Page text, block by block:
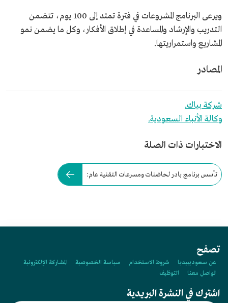
ويرعى البرنامج المشروعات في فترة تمتد إلى 100 يوم، تتضمن
التدريب والإرشاد والمساعدة في إطلاق الأفكار، وكل ما يضمن نمو
المشاريع واستمراريتها.
المصادر
شركة بياك.
وكالة الأنباء السعودية.
الاختبارات ذات الصلة
تأسس برنامج بادر لحاضنات ومسرعات التقنية عام:
تصفح
عن سعوديبيديا شروط الاستخدام سياسة الخصوصية
المشاركة الإلكترونية
تواصل معنا
التوظيف
اشترك في النشرة البريدية